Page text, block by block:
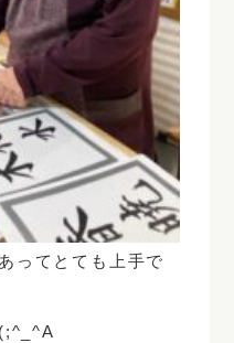
ってとても上手で